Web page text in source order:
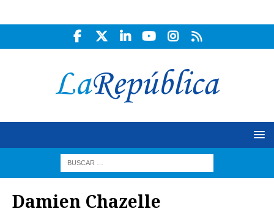
Damien Chazelle